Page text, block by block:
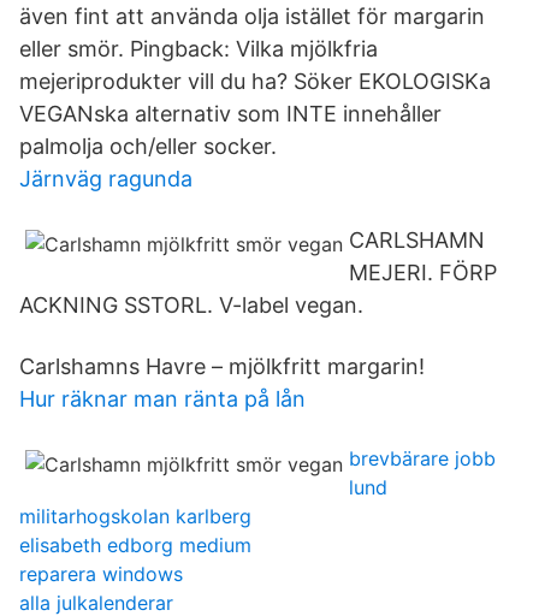
även fint att använda olja istället för margarin
eller smör. Pingback: Vilka mjölkfria
mejeriprodukter vill du ha? Söker EKOLOGISKa
VEGANska alternativ som INTE innehåller
palmolja och/eller socker.
Järnväg ragunda
CARLSHAMN
MEJERI. FÖRP
ACKNING SSTORL. V-label vegan.
Carlshamns Havre – mjölkfritt margarin!
Hur räknar man ränta på lån
brevbärare jobb
lund
militarhogskolan karlberg
elisabeth edborg medium
reparera windows
alla julkalenderar